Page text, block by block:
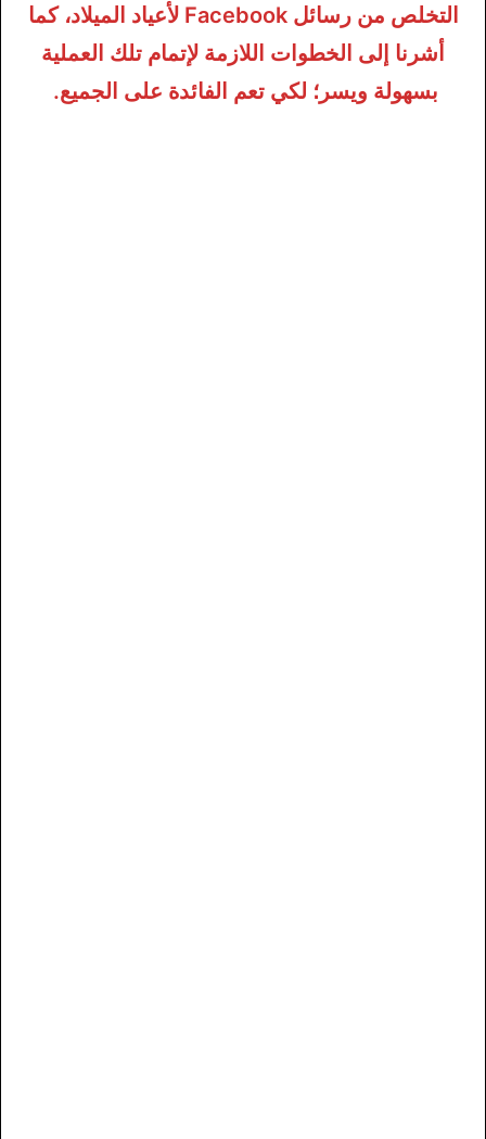
التخلص من رسائل Facebook لأعياد الميلاد، كما
أشرنا إلى الخطوات اللازمة لإتمام تلك العملية
بسهولة ويسر؛ لكي تعم الفائدة على الجميع.